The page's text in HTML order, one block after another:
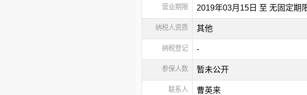
营业期限 2019年03月15日 至 无固定期
纳税人资质 其他
纳税登记 -
参保人数 暂未公开
联系人 曹英来